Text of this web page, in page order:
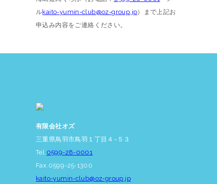
ルkaito-yumin-club@oz-group.jp）まで上記お
申込み内容をご連絡ください。
有限会社オズ
三重県鳥羽市鳥羽１丁目４−５３
Tel. 0599-28-0001
Fax.0599-25-1300
kaito-yumin-club@oz-group.jp